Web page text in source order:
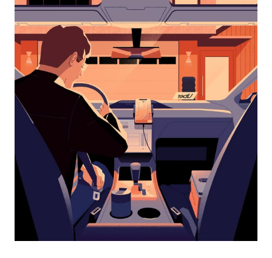
do
i wybrać
datę.
Naciśnij
klawisz
„Escape”,
aby
zamknąć
kalendarz.